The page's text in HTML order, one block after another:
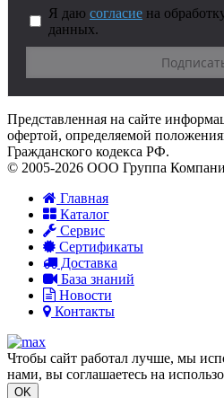
Я даю согласие на
данных.
Представленная на сайте
офертой, определяемой
Гражданского кодекса РФ.
© 2005-2026 ООО Группа
Главная
Каталог
Сервис
Сертификаты
Доставка
База знаний
Новости
Контакты
Чтобы сайт работал лучше, мы
нами, вы соглашаетесь на
OK